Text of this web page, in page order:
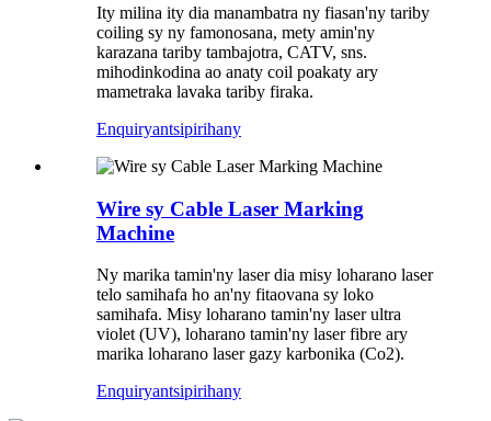
Ity milina ity dia manambatra ny fiasan'ny tariby
coiling sy ny famonosana, mety amin'ny
karazana tariby tambajotra, CATV, sns.
mihodinkodina ao anaty coil poakaty ary
mametraka lavaka tariby firaka.
Enquiryantsipirihany
Wire sy Cable Laser Marking
Machine
Ny marika tamin'ny laser dia misy loharano laser
telo samihafa ho an'ny fitaovana sy loko
samihafa. Misy loharano tamin'ny laser ultra
violet (UV), loharano tamin'ny laser fibre ary
marika loharano laser gazy karbonika (Co2).
Enquiryantsipirihany